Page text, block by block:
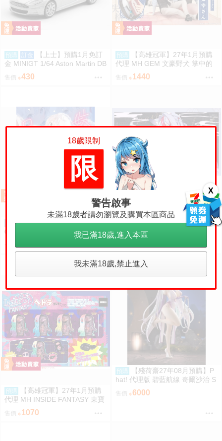
X
預購 訂金
【上士】預購1月免訂
金 MINIGT 1/64 Aston Martin DB
S 2008 銀2008 左駕 0809
售價 430
預購
【高雄冠軍】27年1月預購
代理 MH GEM 文豪野犬 掌中的
太宰 太宰治 免訂金0813
售價 1440
預購 訂金 （四葉亭）預約8月 C1
08 妹が一日一回しか目を合わせ
てくれない。After総集編 はまけ
ん。
售價
【FENNEC (九櫻)】白藻 煙霧繚
繞 大滑鼠墊(W60cm x H35cm)
【FF47場前預購】{宅即門}
售價 700
預購
【高雄冠軍】27年1月預購
代理 MH INSIDE FANTASY 東寶
怪獸 哥吉拉對黑多拉 黑多拉 中
盒4入0813
售價 1070
預購
【殘荷齋27年08月預購】P
hat! 代理版 碧藍航線 奇爾沙治 S
pringtime Data 1/6 PVC完成品 0
923
售價 6000
18歲限制
限
警告啟事
未滿18歲者請勿瀏覽及購買本區商品
我已滿18歲,進入本區
我未滿18歲,禁止進入